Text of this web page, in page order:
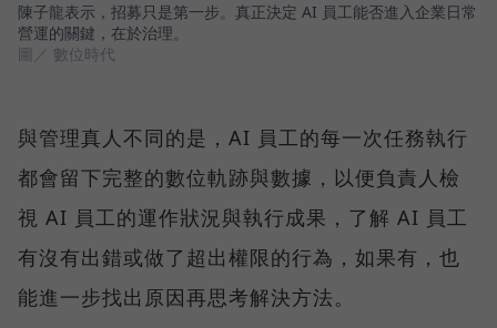
陳子龍表示，招募只是第一步。真正決定 AI 員工能否進入企業日常
營運的關鍵，在於治理。
圖／ 數位時代
與管理真人不同的是，AI 員工的每一次任務執行
都會留下完整的數位軌跡與數據，以便負責人檢
視 AI 員工的運作狀況與執行成果，了解 AI 員工
有沒有出錯或做了超出權限的行為，如果有，也
能進一步找出原因再思考解決方法。